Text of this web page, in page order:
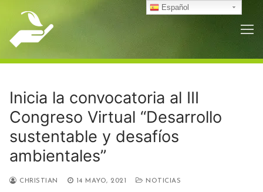
contenido
Inicia la convocatoria al III
Congreso Virtual “Desarrollo
sustentable y desafíos
ambientales”
CHRISTIAN 14 MAYO, 2021 NOTICIAS
Español